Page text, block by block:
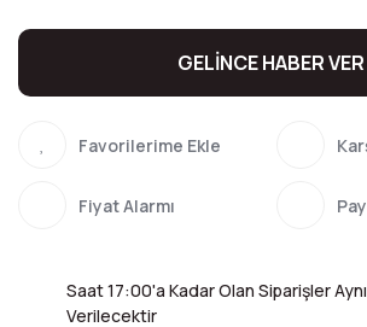
GELİNCE HABER VER
Fiyat Alarmı
Saat 17:00'a Kadar Olan Siparişler
Verilecektir